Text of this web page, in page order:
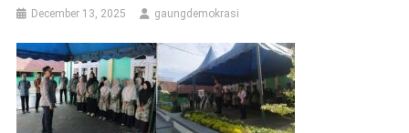
December 13, 2025 gaungdemokrasi